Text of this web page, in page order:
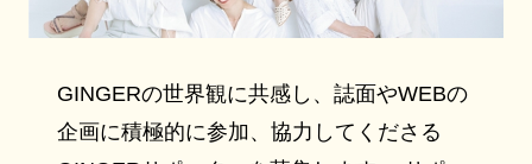
GINGERの世界観に共感し、誌面やWEBの
企画に積極的に参加、協力してくださる